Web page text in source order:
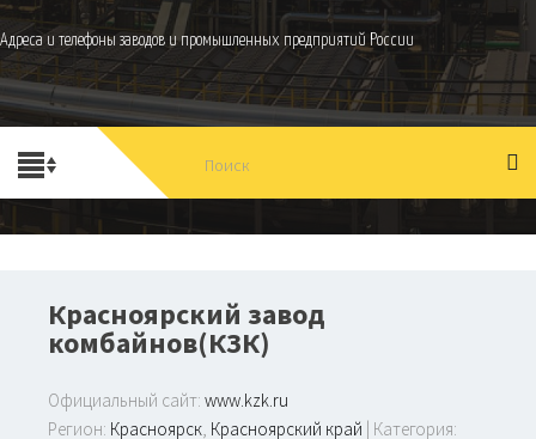
Адреса и телефоны заводов и промышленных предприятий России
Красноярский завод
комбайнов(КЗК)
Официальный сайт: www.kzk.ru
Регион: Красноярск, Красноярский край | Категория: